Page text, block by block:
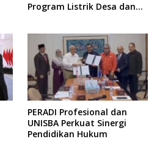
Program Listrik Desa dan
PERADI Profesional dan
UNISBA Perkuat Sinergi
Pendidikan Hukum